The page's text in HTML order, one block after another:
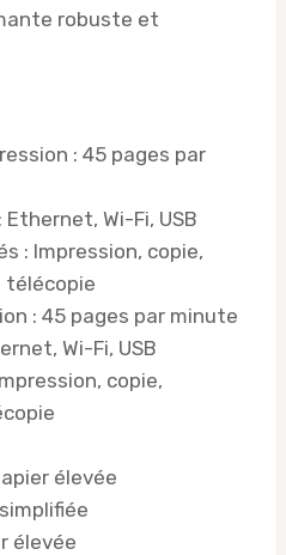
robuste et
: 45 pages par
Wi-Fi, USB
: Impression, copie,
télécopie
: 45 pages par minute
Wi-Fi, USB
copie,
élevée
élevée